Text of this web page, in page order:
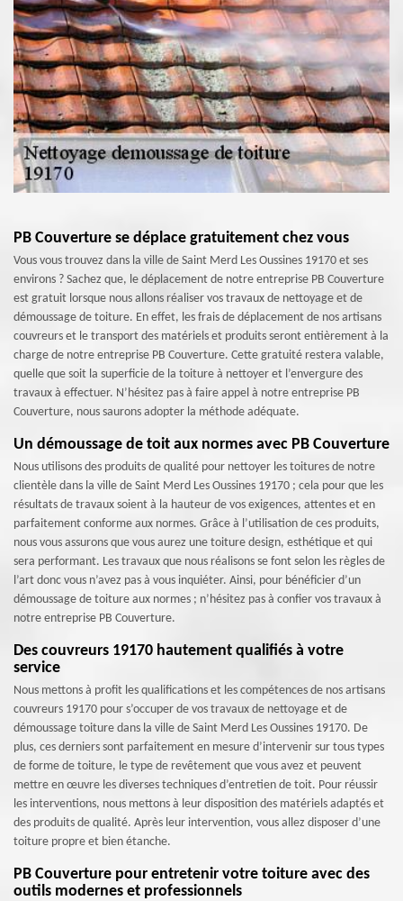
PB Couverture se déplace gratuitement chez vous
Vous vous trouvez dans la ville de Saint Merd Les Oussines 19170 et ses
environs ? Sachez que, le déplacement de notre entreprise PB Couverture
est gratuit lorsque nous allons réaliser vos travaux de nettoyage et de
démoussage de toiture. En effet, les frais de déplacement de nos artisans
couvreurs et le transport des matériels et produits seront entièrement à la
charge de notre entreprise PB Couverture. Cette gratuité restera valable,
quelle que soit la superficie de la toiture à nettoyer et l’envergure des
travaux à effectuer. N’hésitez pas à faire appel à notre entreprise PB
Couverture, nous saurons adopter la méthode adéquate.
Un démoussage de toit aux normes avec PB Couverture
Nous utilisons des produits de qualité pour nettoyer les toitures de notre
clientèle dans la ville de Saint Merd Les Oussines 19170 ; cela pour que les
résultats de travaux soient à la hauteur de vos exigences, attentes et en
parfaitement conforme aux normes. Grâce à l’utilisation de ces produits,
nous vous assurons que vous aurez une toiture design, esthétique et qui
sera performant. Les travaux que nous réalisons se font selon les règles de
l’art donc vous n’avez pas à vous inquiéter. Ainsi, pour bénéficier d’un
démoussage de toiture aux normes ; n’hésitez pas à confier vos travaux à
notre entreprise PB Couverture.
Des couvreurs 19170 hautement qualifiés à votre
service
Nous mettons à profit les qualifications et les compétences de nos artisans
couvreurs 19170 pour s’occuper de vos travaux de nettoyage et de
démoussage toiture dans la ville de Saint Merd Les Oussines 19170. De
plus, ces derniers sont parfaitement en mesure d’intervenir sur tous types
de forme de toiture, le type de revêtement que vous avez et peuvent
mettre en œuvre les diverses techniques d’entretien de toit. Pour réussir
les interventions, nous mettons à leur disposition des matériels adaptés et
des produits de qualité. Après leur intervention, vous allez disposer d’une
toiture propre et bien étanche.
PB Couverture pour entretenir votre toiture avec des
outils modernes et professionnels